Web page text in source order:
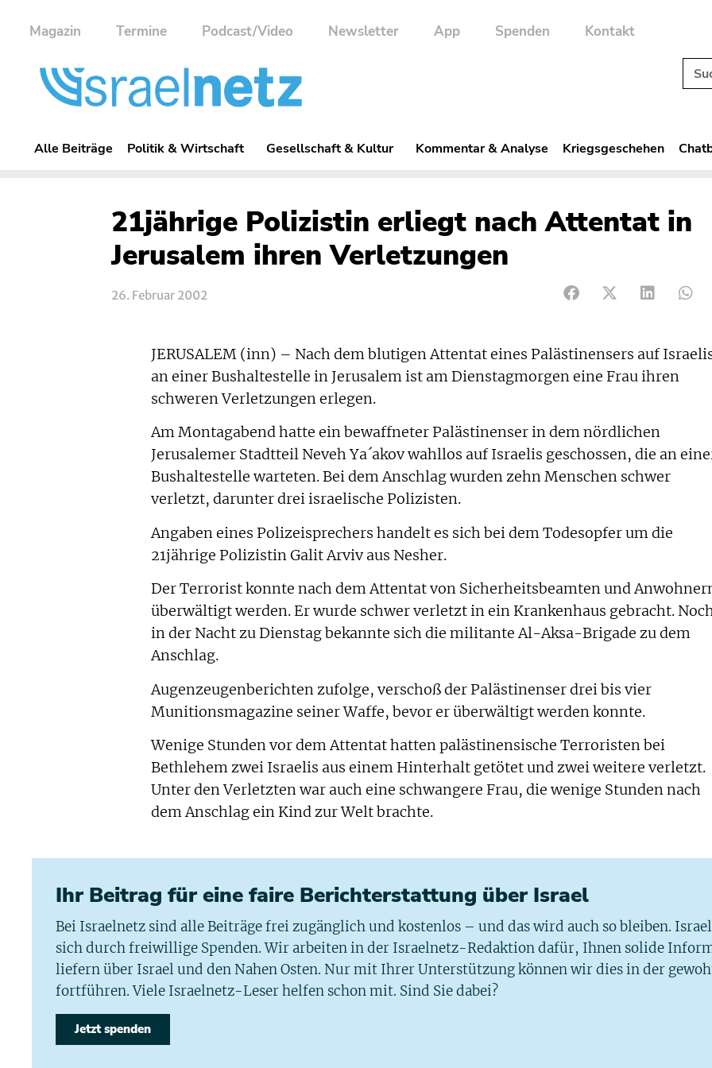
Magazin Termine Podcast/Video Newsletter App Spenden Kontakt
Alle Beiträge Politik & Wirtschaft Gesellschaft & Kultur Kommentar & Analyse Kriegsgeschehen
21jährige Polizistin erliegt nach Attentat in
Jerusalem ihren Verletzungen
26. Februar 2002
JERUSALEM (inn) – Nach dem blutigen Attentat eines Palästinensers auf
an einer Bushaltestelle in Jerusalem ist am Dienstagmorgen eine Frau ihren
schweren Verletzungen erlegen.
Am Montagabend hatte ein bewaffneter Palästinenser in dem nördlichen
Jerusalemer Stadtteil Neveh Ya´akov wahllos auf Israelis geschossen, die an
Bushaltestelle warteten. Bei dem Anschlag wurden zehn Menschen schwer
verletzt, darunter drei israelische Polizisten.
Angaben eines Polizeisprechers handelt es sich bei dem Todesopfer um die
21jährige Polizistin Galit Arviv aus Nesher.
Der Terrorist konnte nach dem Attentat von Sicherheitsbeamten und
überwältigt werden. Er wurde schwer verletzt in ein Krankenhaus gebracht.
in der Nacht zu Dienstag bekannte sich die militante Al-Aksa-Brigade zu dem
Anschlag.
Augenzeugenberichten zufolge, verschoß der Palästinenser drei bis vier
Munitionsmagazine seiner Waffe, bevor er überwältigt werden konnte.
Wenige Stunden vor dem Attentat hatten palästinensische Terroristen bei
Bethlehem zwei Israelis aus einem Hinterhalt getötet und zwei weitere verletzt.
Unter den Verletzten war auch eine schwangere Frau, die wenige Stunden nach
dem Anschlag ein Kind zur Welt brachte.
Ihr Beitrag für eine faire Berichterstattung über Israel
Bei Israelnetz sind alle Beiträge frei zugänglich und kostenlos – und das wird auch so bleiben.
sich durch freiwillige Spenden. Wir arbeiten in der Israelnetz-Redaktion dafür, Ihnen solide
liefern über Israel und den Nahen Osten. Nur mit Ihrer Unterstützung können wir dies in der
fortführen. Viele Israelnetz-Leser helfen schon mit. Sind Sie dabei?
Jetzt spenden